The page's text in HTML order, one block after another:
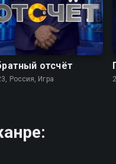
отсчёт
Россия, Игра